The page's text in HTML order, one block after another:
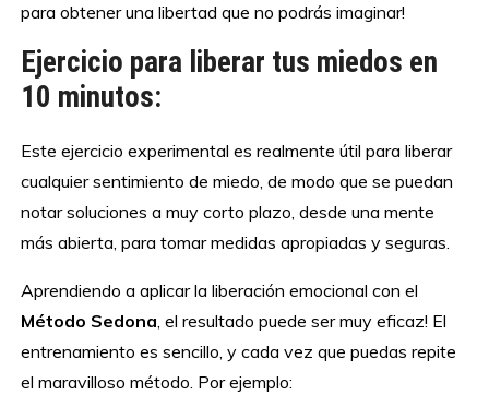
para obtener una libertad que no podrás imaginar!
Ejercicio para liberar tus miedos en
10 minutos:
Este ejercicio experimental es realmente útil para liberar
cualquier sentimiento de miedo, de modo que se puedan
notar soluciones a muy corto plazo, desde una mente
más abierta, para tomar medidas apropiadas y seguras.
Aprendiendo a aplicar la liberación emocional con el
Método Sedona, el resultado puede ser muy eficaz! El
entrenamiento es sencillo, y cada vez que puedas repite
el maravilloso método. Por ejemplo: